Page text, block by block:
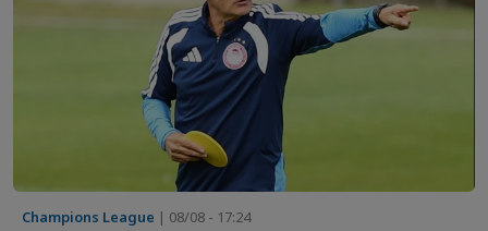
Champions League | 08/08 - 17:24